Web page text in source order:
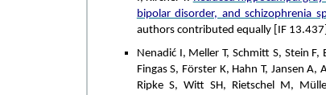
bipolar disorder, and schizophrenia
authors contributed equally [IF 13.437]
Nenadić I, Meller T, Schmitt S, Stein
Fingas S, Förster K, Hahn T, Jansen
Ripke S, Witt SH, Rietschel M,